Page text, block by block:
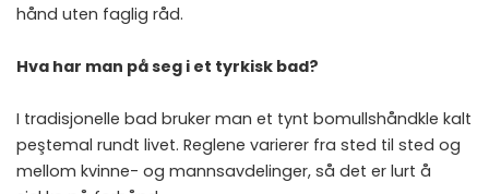
hånd uten faglig råd.
Hva har man på seg i et tyrkisk bad?
I tradisjonelle bad bruker man et tynt bomullshåndkle kalt
peştemal rundt livet. Reglene varierer fra sted til sted og
mellom kvinne- og mannsavdelinger, så det er lurt å